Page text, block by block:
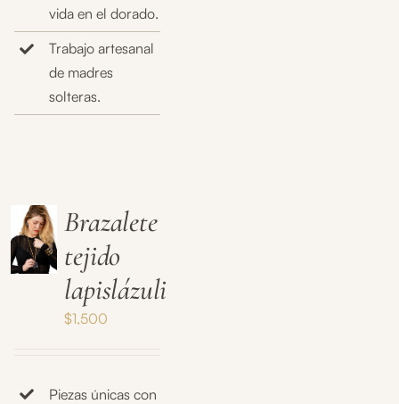
vida en el dorado.
Trabajo artesanal
de madres
solteras.
Brazalete
tejido
lapislázuli
$1,500
Piezas únicas con